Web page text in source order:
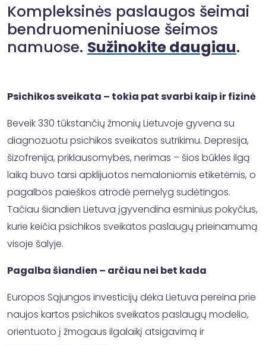
Kompleksinės paslaugos šeimai
bendruomeniniuose šeimos
namuose. Sužinokite daugiau.
Psichikos sveikata – tokia pat svarbi kaip ir fizinė
Beveik 330 tūkstančių žmonių Lietuvoje gyvena su
diagnozuotu psichikos sveikatos sutrikimu. Depresija,
šizofrenija, priklausomybės, nerimas – šios būklės ilgą
laiką buvo tarsi apklijuotos nemaloniomis etiketėmis, o
pagalbos paieškos atrodė pernelyg sudėtingos.
Tačiau šiandien Lietuva įgyvendina esminius pokyčius,
kurie keičia psichikos sveikatos paslaugų prieinamumą
visoje šalyje.
Pagalba šiandien – arčiau nei bet kada
Europos Sąjungos investicijų dėka Lietuva pereina prie
naujos kartos psichikos sveikatos paslaugų modelio,
orientuoto į žmogaus ilgalaikį atsigavimą ir